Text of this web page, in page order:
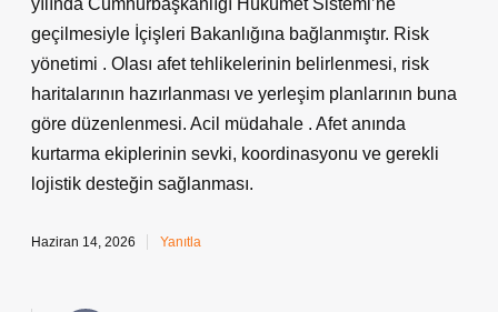
yılında Cumhurbaşkanlığı Hükümet Sistemi’ne
geçilmesiyle İçişleri Bakanlığına bağlanmıştır. Risk
yönetimi . Olası afet tehlikelerinin belirlenmesi, risk
haritalarının hazırlanması ve yerleşim planlarının buna
göre düzenlenmesi. Acil müdahale . Afet anında
kurtarma ekiplerinin sevki, koordinasyonu ve gerekli
lojistik desteğin sağlanması.
Haziran 14, 2026 Yanıtla